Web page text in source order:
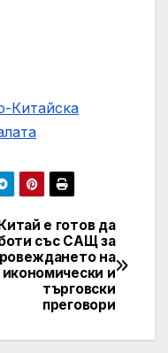
Китайска
Китай е готов да
със САЩ за
на
икономически и
търговски
преговори